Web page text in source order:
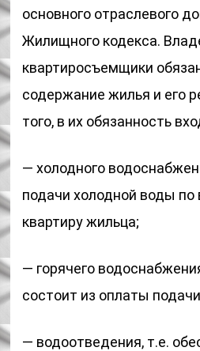
основного отраслевого
Жилищного кодекса.
квартиросъемщики
содержание жилья и его
того, в их обязанность
— холодного
подачи холодной воды по
квартиру жильца;
— горячего
состоит из оплаты
— водоотведения, т.е.